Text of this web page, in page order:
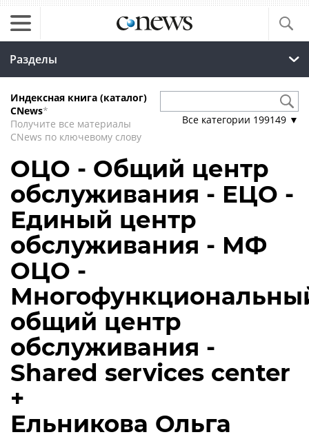
Разделы
Индексная книга (каталог)
CNews*
Получите все материалы
CNews по ключевому слову
Все категории 199149 ▼
ОЦО - Общий центр
обслуживания - ЕЦО -
Единый центр
обслуживания - МФ
ОЦО -
общий центр
обслуживания -
Shared services center
+
Ельникова Ольга